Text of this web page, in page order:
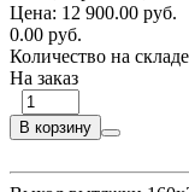
Цена: 12 900.00 руб.
0.00 руб.
Количество на
На заказ
В корзину